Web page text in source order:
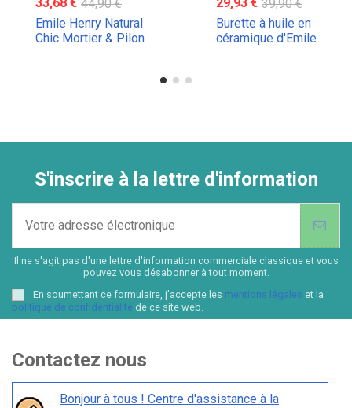
33,68 € 44,90 €
Emile Henry Natural
Chic Mortier & Pilon
29,93 € 39,90 €
Burette à huile en
céramique d'Emile
S'inscrire à la lettre d'information
Il ne s'agit pas d'une lettre d'information commerciale classique et vous
pouvez vous désabonner à tout moment.
En soumettant ce formulaire, j'accepte les mentions légales et la
politique de confidentialité de ce site web.
Contactez nous
Bonjour à tous ! Centre d'assistance à la